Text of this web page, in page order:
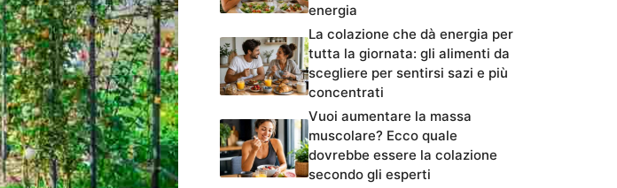
energia
La colazione che dà energia per
tutta la giornata: gli alimenti da
scegliere per sentirsi sazi e più
concentrati
Vuoi aumentare la massa
muscolare? Ecco quale
dovrebbe essere la colazione
secondo gli esperti